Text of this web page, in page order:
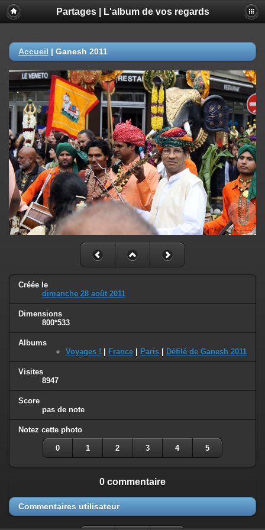
Partages | L'album de vos regards
Accueil | Ganesh 2011
Créée le
dimanche 28 août 2011
Dimensions
800*533
Albums
Voyages !
France Paris Défilé de Ganesh 2011
Visites
8947
Score
pas de note
Notez cette photo
0 1 2 3 4 5
0 commentaire
Commentaires utilisateur